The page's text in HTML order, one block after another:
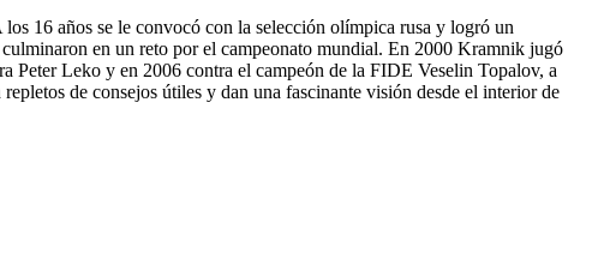
16 años se le convocó con la selección olímpica rusa y logró un
culminaron en un reto por el campeonato mundial. En 2000 Kramnik jugó
Peter Leko y en 2006 contra el campeón de la FIDE Veselin Topalov, a
de consejos útiles y dan una fascinante visión desde el interior de